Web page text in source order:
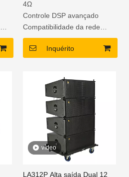
de matriz de linhas
4Ω
Controle DSP avançado
Compatibilidade da rede
Dante
Filtro de abeto
Inquérito
vídeo
LA312P Alta saída Dual 12